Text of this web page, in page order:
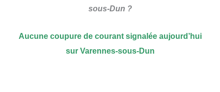
sous-Dun ?
Aucune coupure de courant signalée aujourd’hui
sur Varennes-sous-Dun